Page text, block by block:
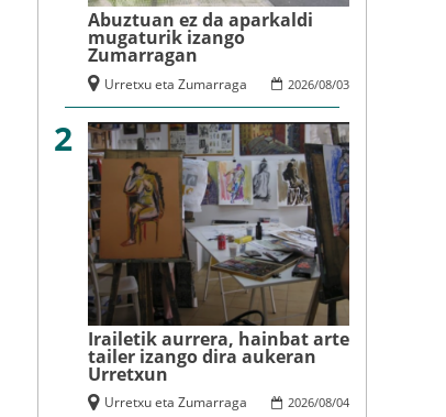
Abuztuan ez da aparkaldi
mugaturik izango
Zumarragan
2026/08/03
Urretxu eta Zumarraga
2
Irailetik aurrera, hainbat arte
tailer izango dira aukeran
Urretxun
2026/08/04
Urretxu eta Zumarraga